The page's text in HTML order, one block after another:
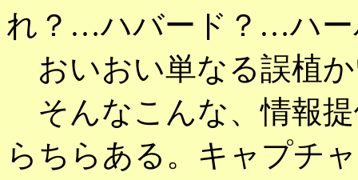
れ？…ハバード？…ハ
おいおい単なる誤植
そんなこんな、情報
らちらある。キャプチ